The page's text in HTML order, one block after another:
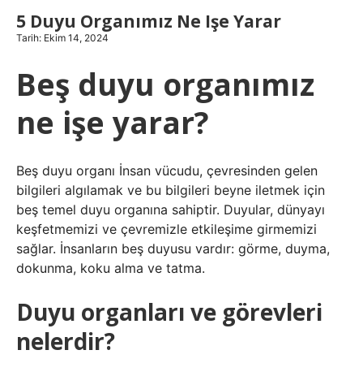
Hakkımızda
5 Duyu Organımız Ne Işe Yarar
Tarih: Ekim 14, 2024
Beş duyu organımız
ne işe yarar?
Beş duyu organı İnsan vücudu, çevresinden gelen
bilgileri algılamak ve bu bilgileri beyne iletmek için
beş temel duyu organına sahiptir. Duyular, dünyayı
keşfetmemizi ve çevremizle etkileşime girmemizi
sağlar. İnsanların beş duyusu vardır: görme, duyma,
dokunma, koku alma ve tatma.
Duyu organları ve görevleri
nelerdir?